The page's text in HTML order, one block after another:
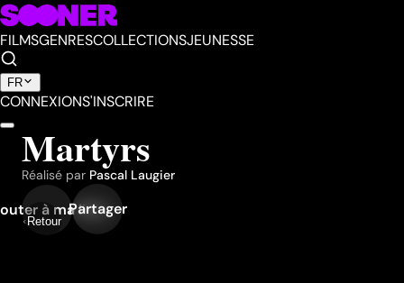
FILMSGENRESCOLLECTIONSJEUNESSE
FR
CONNEXIONS'INSCRIRE
Retour
Martyrs
Réalisé par Pascal Laugier
à ma liste
Partager